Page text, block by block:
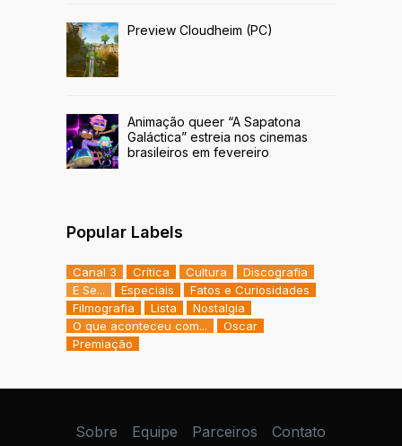
Preview Cloudheim (PC)
Animação queer “A Sapatona
Galáctica” estreia nos cinemas
brasileiros em fevereiro
Popular Labels
Canal 3 Crítica Cultura
Discografia
E Se...
Especiais
Fatos e Curiosidades
Filmografia
Lista
Nostalgia
O que aconteceu com...
Oscar
Premiação
Sobre Equipe Parceiros Contato